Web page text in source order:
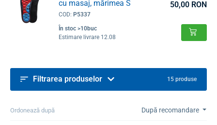
cu masaj, mărimea S
COD: P5337
În stoc >10buc
Estimare livrare 12.08
50,00 RON
Filtrarea produselor 15 produse
Ordonează după După recomandare